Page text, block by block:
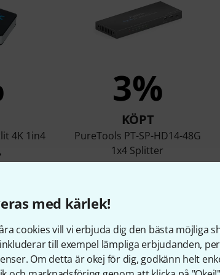
med kärlek!
cookies vill vi erbjuda dig den bästa möjliga
till exempel lämpliga erbjudanden,
Om detta är okej för dig, godkänn helt
4K 1in4
3%
KÖPT
PureTools PT-SP-HD14-48G
1x4 Splitter
Jämför